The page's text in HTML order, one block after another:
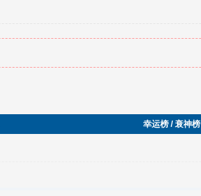
幸运榜 / 衰神榜